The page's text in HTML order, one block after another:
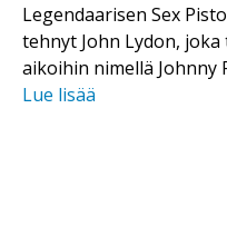
Legendaarisen Sex
tehnyt John Lydon,
aikoihin nimellä Johnny
Lue lisää